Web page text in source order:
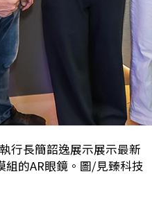
行長簡韶逸展示展示最新
的AR眼鏡。圖/見臻科技